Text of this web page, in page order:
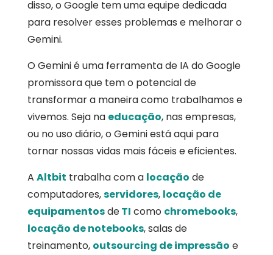
disso, o Google tem uma equipe dedicada
para resolver esses problemas e melhorar o
Gemini.
O Gemini é uma ferramenta de IA do Google
promissora que tem o potencial de
transformar a maneira como trabalhamos e
vivemos. Seja na educação, nas empresas,
ou no uso diário, o Gemini está aqui para
tornar nossas vidas mais fáceis e eficientes.
A Altbit trabalha com a locação de
computadores,servidores, locação de
equipamentosdeTI como chromebooks,
locação de notebooks, salas de
treinamento, outsourcing de impressão e